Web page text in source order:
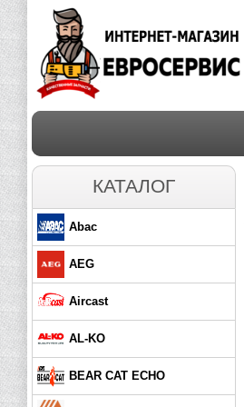
КАТАЛОГ
Abac
AEG
Aircast
AL-KO
BEAR CAT ECHO